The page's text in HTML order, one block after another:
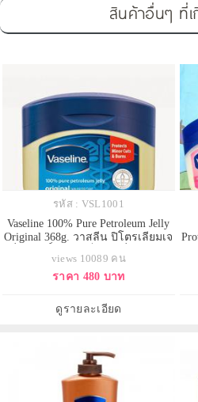
สินค้าอื่นๆ ที่เ
รหัส : VSL1001
Vaseline 100% Pure Petroleum Jelly
Original 368g. วาสลีน ปิโตรเลียมเจ
ต้นตำรับมากว่า 140 ปี และผ่านการ
ทำให้บริสุทธิ์ ซึ่งมีประสิทธิภาพใน
และช่วยบำรุงผิว ลดริ้วรอยความแห้
views 10089 คน
ราคา 480 บาท
ดูรายละเอียด